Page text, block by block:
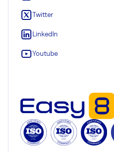
Twitter
LinkedIn
Youtube